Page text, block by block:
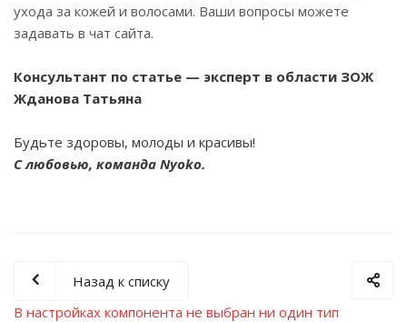
ухода за кожей и волосами. Ваши вопросы можете
задавать в чат сайта.
Консультант по статье — эксперт в области ЗОЖ
Жданова Татьяна
Будьте здоровы, молоды и красивы!
С любовью, команда Nyoko.
Назад к списку
В настройках компонента не выбран ни один тип